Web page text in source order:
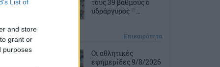
List of
and store
grant or
purposes
τους 39 βαθμούς ο
υδράργυρος –...
Επικαιρότητα
Οι αθλητικές
εφημερίδες 9/8/2026